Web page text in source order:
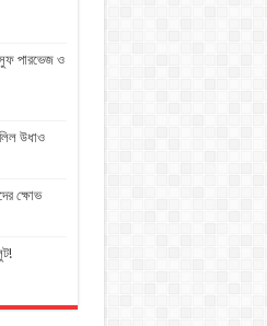
পারভেজ ও
উধাও
ক্ষোভ